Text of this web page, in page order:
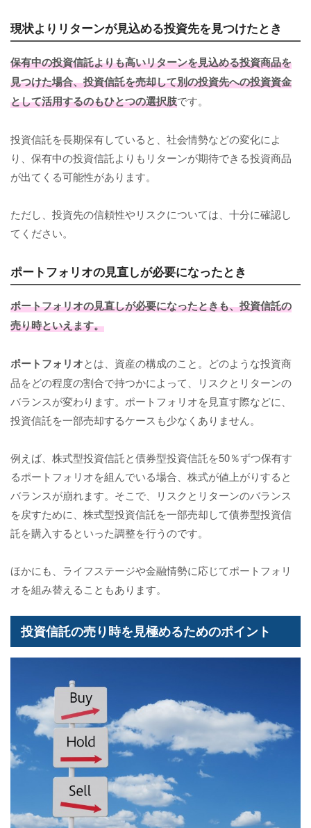
現状よりリターンが見込める投資先を見つけたとき
保有中の投資信託よりも高いリターンを見込める投資商品を
見つけた場合、投資信託を売却して別の投資先への投資資金
として活用するのもひとつの選択肢です。
投資信託を長期保有していると、社会情勢などの変化によ
り、保有中の投資信託よりもリターンが期待できる投資商品
が出てくる可能性があります。
ただし、投資先の信頼性やリスクについては、十分に確認し
てください。
ポートフォリオの見直しが必要になったとき
ポートフォリオの見直しが必要になったときも、投資信託の
売り時といえます。
ポートフォリオとは、資産の構成のこと。どのような投資商
品をどの程度の割合で持つかによって、リスクとリターンの
バランスが変わります。ポートフォリオを見直す際などに、
投資信託を一部売却するケースも少なくありません。
例えば、株式型投資信託と債券型投資信託を50％ずつ保有す
るポートフォリオを組んでいる場合、株式が値上がりすると
バランスが崩れます。そこで、リスクとリターンのバランス
を戻すために、株式型投資信託を一部売却して債券型投資信
託を購入するといった調整を行うのです。
ほかにも、ライフステージや金融情勢に応じてポートフォリ
オを組み替えることもあります。
投資信託の売り時を見極めるためのポイント